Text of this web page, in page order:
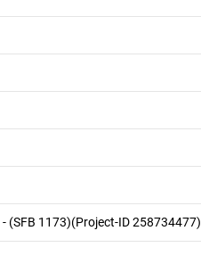
- (SFB 1173)(Project-ID 258734477)